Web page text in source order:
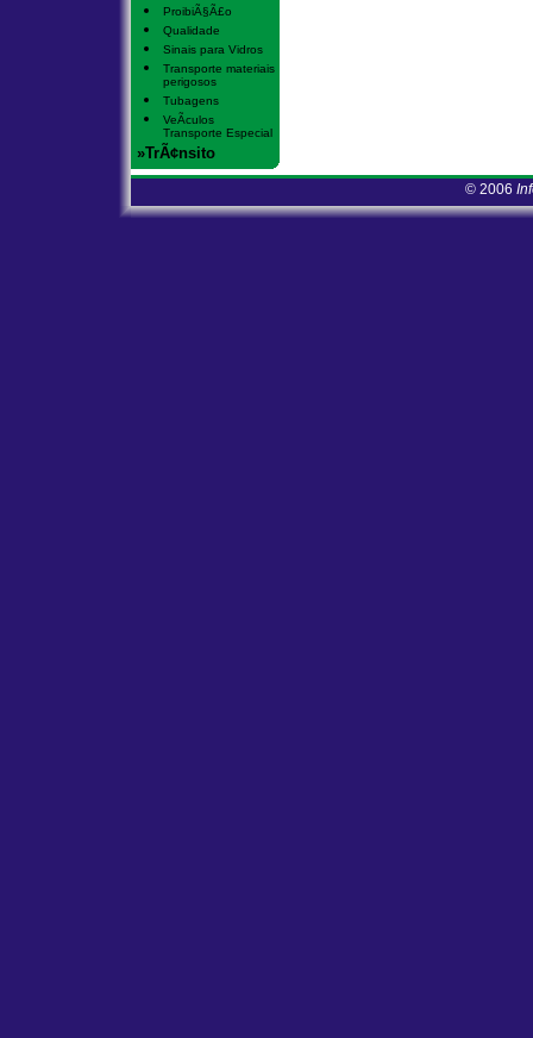
ProibiÃ§Ã£o
Qualidade
Sinais para Vidros
Transporte materiais
perigosos
Tubagens
VeÃ­culos
Transporte Especial
»TrÃ¢nsito
© 2006